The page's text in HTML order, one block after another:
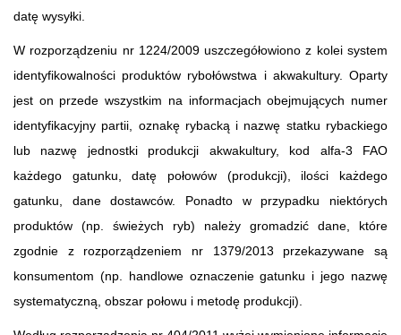
datę wysyłki.
W rozporządzeniu nr 1224/2009 uszczegółowiono z kolei system
identyfikowalności produktów rybołówstwa i akwakultury. Oparty
jest on przede wszystkim na informacjach obejmujących numer
identyfikacyjny partii, oznakę rybacką i nazwę statku rybackiego
lub nazwę jednostki produkcji akwakultury, kod alfa-3 FAO
każdego gatunku, datę połowów (produkcji), ilości każdego
gatunku, dane dostawców. Ponadto w przypadku niektórych
produktów (np. świeżych ryb) należy gromadzić dane, które
zgodnie z rozporządzeniem nr 1379/2013 przekazywane są
konsumentom (np. handlowe oznaczenie gatunku i jego nazwę
systematyczną, obszar połowu i metodę produkcji).